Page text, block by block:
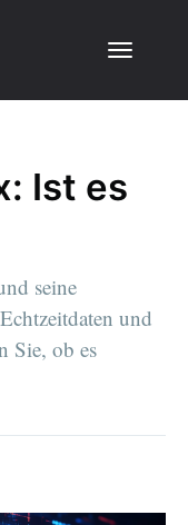
Ist es
seine
und
Sie, ob es